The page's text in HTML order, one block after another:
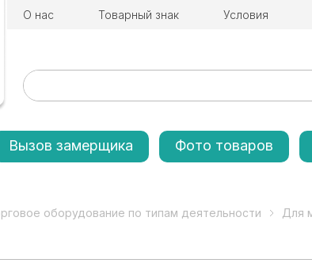
О нас Товарный знак Условия
Вызов замерщика Фото товаров
оборудование по типам деятельности Для